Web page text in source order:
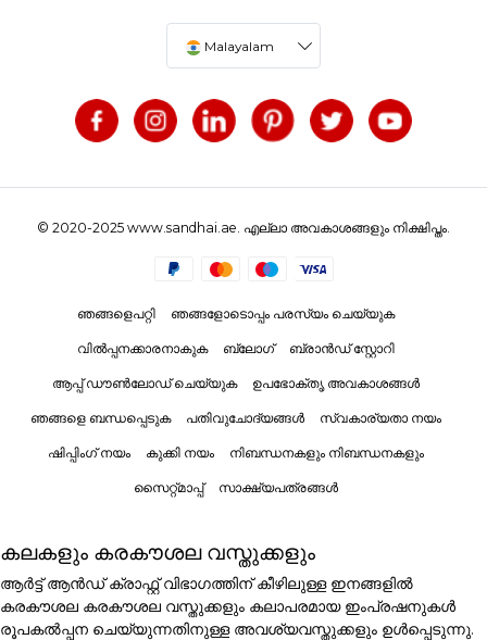
Malayalam
© 2020-2025 www.sandhai.ae. എല്ലാ അവകാശങ്ങളും നിക്ഷിപ്തം.
ഞങ്ങളെപറ്റി ഞങ്ങളോടൊപ്പം പരസ്യം ചെയ്യുക
വിൽപ്പനക്കാരനാകുക ബ്ലോഗ് ബ്രാൻഡ് സ്റ്റോറി
ആപ്പ് ഡൗൺലോഡ് ചെയ്യുക ഉപഭോക്തൃ അവകാശങ്ങൾ
ഞങ്ങളെ ബന്ധപ്പെടുക പതിവുചോദ്യങ്ങൾ സ്വകാര്യതാ നയം
ഷിപ്പിംഗ് നയം കുക്കി നയം നിബന്ധനകളും നിബന്ധനകളും
സൈറ്റ്മാപ്പ് സാക്ഷ്യപത്രങ്ങൾ
കലകളും കരകൗശല വസ്തുക്കളും
ആർട്ട് ആൻഡ് ക്രാഫ്റ്റ് വിഭാഗത്തിന് കീഴിലുള്ള ഇനങ്ങളിൽ
കരകൗശല കരകൗശല വസ്തുക്കളും കലാപരമായ ഇംപ്രഷനുകൾ
രൂപകൽപ്പന ചെയ്യുന്നതിനുള്ള അവശ്യവസ്തുക്കളും ഉൾപ്പെടുന്നു.